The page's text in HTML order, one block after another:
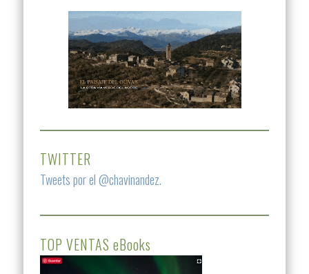
TWITTER
Tweets por el @chavinandez.
TOP VENTAS eBooks